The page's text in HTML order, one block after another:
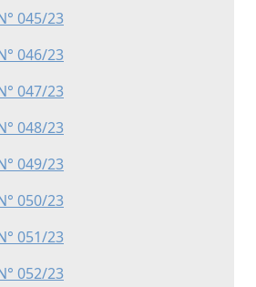
045/23
046/23
047/23
048/23
049/23
050/23
051/23
052/23